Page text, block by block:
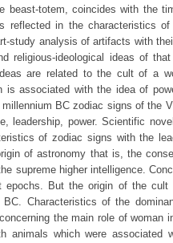
beast-totem, coincides with the
in the characteristics
study analysis of artifacts with
religious-ideological ideas of
are related to the cult of a
is associated with the idea of
BC zodiac signs of the
leadership, power. Scientific
of zodiac signs with the
of astronomy that is, the
supreme higher intelligence.
epochs. But the origin of the
Characteristics of the
the main role of woman
animals which were associated